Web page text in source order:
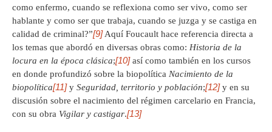
como enfermo, cuando se reflexiona como ser vivo, como ser
hablante y como ser que trabaja, cuando se juzga y se castiga en
calidad de criminal?”[9]Aquí Foucault hace referencia directa a
los temas que abordó en diversas obras como: Historia de la
locura en la época clásica;[10]así como también en los cursos
en donde profundizó sobre la biopolítica Nacimiento de la
biopolítica[11]y Seguridad, territorio y población;[12]y en su
discusión sobre el nacimiento del régimen carcelario en Francia,
con su obra Vigilar y castigar.[13]